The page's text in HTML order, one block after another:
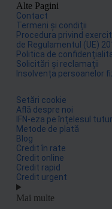
Alte Pagini
Contact
Termeni și condiții
Procedura privind
de Regulamentul (UE)
Politica de
Solicitări și reclamații
Insolvența persoanelor
Setări cookie
Află despre noi
IFN-eza pe înțelesul
Metode de plată
Blog
Credit în rate
Credit online
Credit rapid
Credit urgent
Mai multe